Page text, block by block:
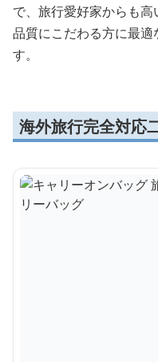
で、旅行愛好家からも高
品質にこだわる方に最
す。
海外旅行完全対応